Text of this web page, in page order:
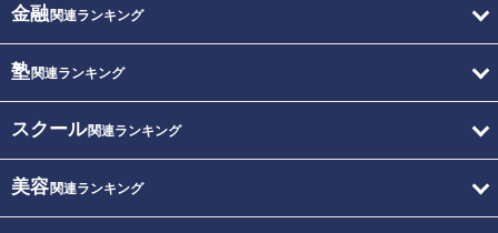
金融関連ランキング
塾関連ランキング
スクール関連ランキング
美容関連ランキング